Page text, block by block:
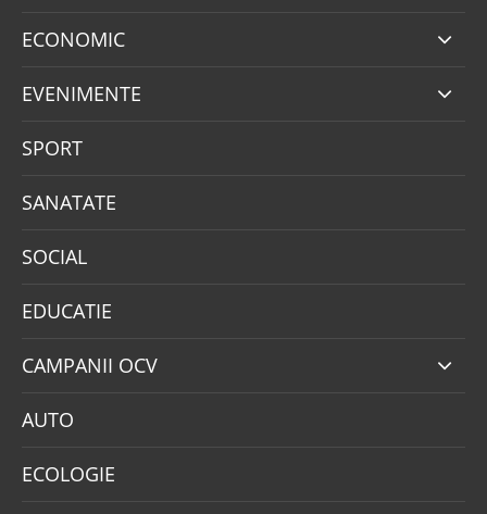
ECONOMIC
EVENIMENTE
SPORT
SANATATE
SOCIAL
EDUCATIE
CAMPANII OCV
AUTO
ECOLOGIE